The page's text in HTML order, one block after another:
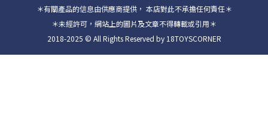
＊有關產品的信息由供應商提供， 本店對此不承擔任何責任＊
＊未經許可，網站上的圖片及文章不得轉載或引用＊
2018-2025 © All Rights Reserved by 18TOYSCORNER